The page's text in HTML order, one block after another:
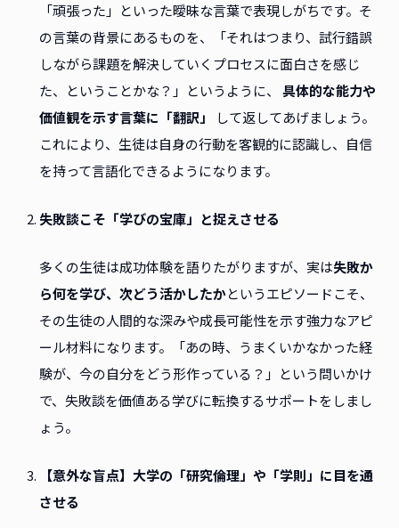
「頑張った」といった曖昧な言葉で表現しがちです。そ
の言葉の背景にあるものを、「それはつまり、試行錯誤
しながら課題を解決していくプロセスに面白さを感じ
た、ということかな？」というように、 具体的な能力や
価値観を示す言葉に「翻訳」
して返してあげましょう。
これにより、生徒は自身の行動を客観的に認識し、自信
を持って言語化できるようになります。
失敗談こそ「学びの宝庫」と捉えさせる
多くの生徒は成功体験を語りたがりますが、実は失敗か
ら何を学び、次どう活かしたかというエピソードこそ、
その生徒の人間的な深みや成長可能性を示す強力なアピ
ール材料になります。「あの時、うまくいかなかった経
験が、今の自分をどう形作っている？」という問いかけ
で、失敗談を価値ある学びに転換するサポートをしまし
ょう。
【意外な盲点】大学の「研究倫理」や「学則」に目を通
させる